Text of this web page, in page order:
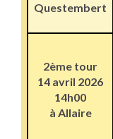
Questembert
2ème tour
14 avril 2026
14h00
à Allaire